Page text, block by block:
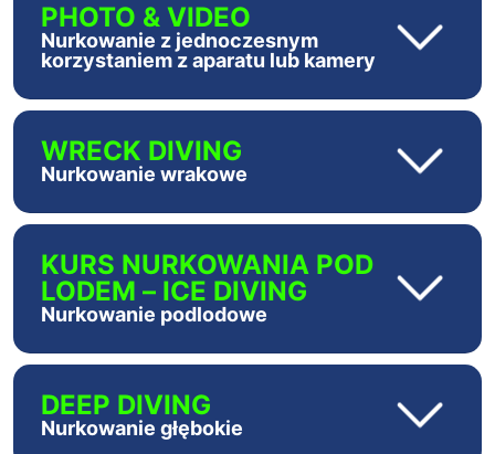
PHOTO & VIDEO
Nurkowanie z jednoczesnym
korzystaniem z aparatu lub kamery
WRECK DIVING
Nurkowanie wrakowe
KURS NURKOWANIA POD
LODEM – ICE DIVING
Nurkowanie podlodowe
DEEP DIVING
Nurkowanie głębokie